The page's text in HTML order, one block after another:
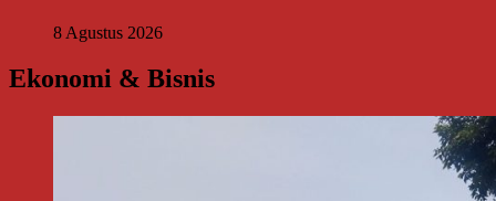
8 Agustus 2026
Ekonomi & Bisnis